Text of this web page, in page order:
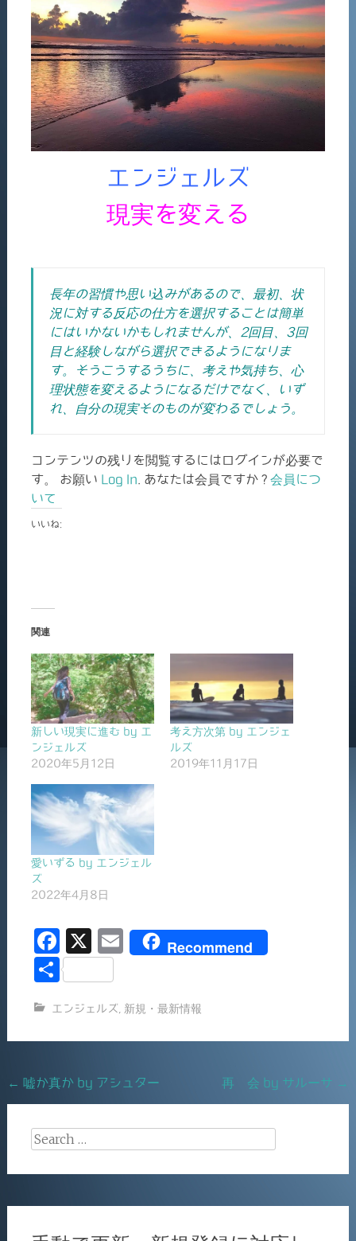
エンジェルズ
現実を変える
長年の習慣や思い込みがあるので、最初、状
況に対する反応の仕方を選択することは簡単
にはいかないかもしれませんが、2回目、3回
目と経験しながら選択できるようになりま
す。そうこうするうちに、考えや気持ち、心
理状態を変えるようになるだけでなく、いず
れ、自分の現実そのものが変わるでしょう。
コンテンツの残りを閲覧するにはログインが必要で
す。 お願い Log In . あなたは会員ですか ? 会員につ
いて
いいね:
関連
新しい現実に進む by エ
ンジェルズ
2020年5月12日
考え方次第 by エンジェ
ルズ
2019年11月17日
愛いずる by エンジェル
ズ
2022年4月8日
F
a
e
b
o
X
E
l
Recommend
共
エンジェルズ 新規・最新情報
Post
navigation
← 嘘か真か by アシュター 再 会 by サルーサ →
Search